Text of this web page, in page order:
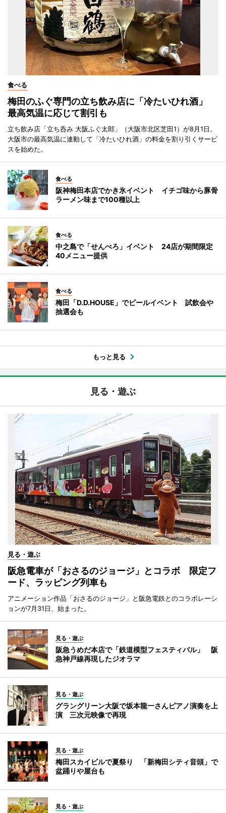
食べる
梅田のふぐ専門の立ち飲み店に「冷たいひれ酒」
最高気温に応じて割引も
立ち飲み店「立ち呑み 大阪ふぐ太郎」（大阪市北区芝田1）が8月1日、
大阪市の最高気温に連動して「冷たいひれ酒」の料金を割り引くサービ
スを始めた。
食べる
阪神梅田本店でかき氷イベント イチゴ味から豚骨
ラーメン味まで100種以上
食べる
中之島で「せんべろ」イベント 24店が期間限定
40メニュー提供
食べる
梅田「D.D.HOUSE」でビールイベント 試飲会や
抽選会も
もっと見る
見る・遊ぶ
見る・遊ぶ
阪急電車が「おさるのジョージ」とコラボ 限定フ
ード、ラッピング列車も
アニメーション作品「おさるのジョージ」と阪急電鉄とのコラボレーシ
ョンが7月31日、始まった。
見る・遊ぶ
阪急うめだ本店で「鉄道模型フェスティバル」 阪
急神戸線再現したジオラマ
見る・遊ぶ
グラングリーン大阪で坂本龍一さんピアノ演奏を上
演 三次元映像で再現
見る・遊ぶ
梅田スカイビルで夏祭り 「新梅田シティ音頭」で
盆踊りや屋台も
見る・遊ぶ